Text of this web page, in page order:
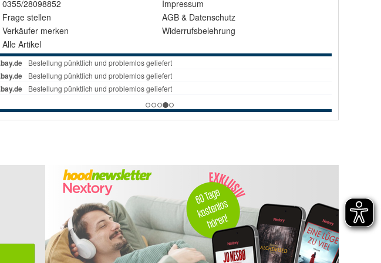
0355/28098852
Frage stellen
Verkäufer merken
Alle Artikel
Impressum
AGB & Datenschutz
Widerrufsbelehrung